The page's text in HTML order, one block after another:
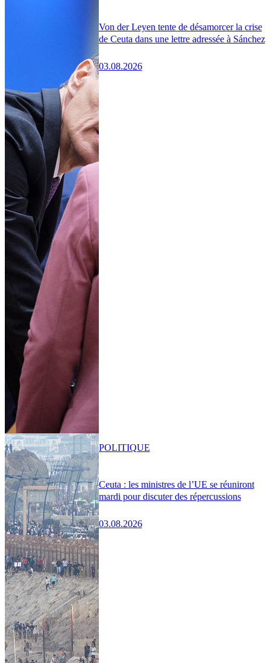
Von der Leyen tente de désamorcer la crise
de Ceuta dans une lettre adressée à Sánchez
03.08.2026
Ceuta : les ministres de l’UE se réuniront
mardi pour discuter des répercussions
03.08.2026
POLITIQUE